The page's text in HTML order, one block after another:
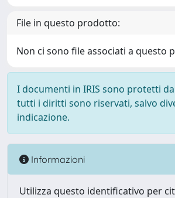
File in questo prodotto:
Non ci sono file associati a questo
I documenti in IRIS sono protetti
tutti i diritti sono riservati, salvo
indicazione.
Informazioni
Utilizza questo identificativo per